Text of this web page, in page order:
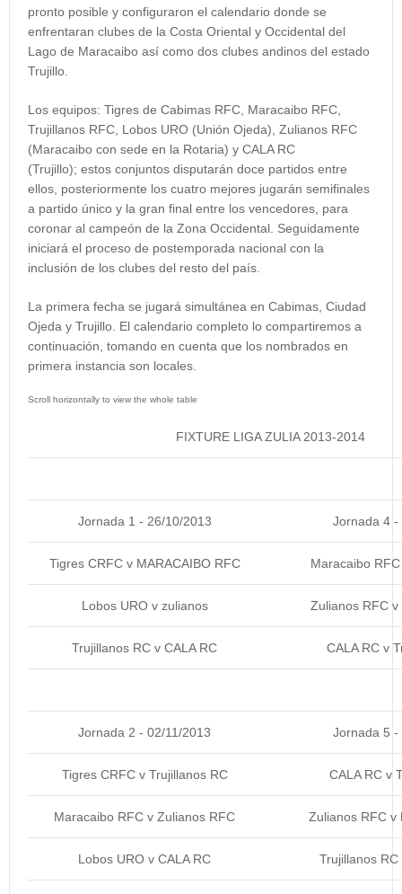
pronto posible y configuraron el calendario donde se
enfrentaran clubes de la Costa Oriental y Occidental del
Lago de Maracaibo así como dos clubes andinos del estado
Trujillo.
Los equipos: Tigres de Cabimas RFC, Maracaibo RFC,
Trujillanos RFC, Lobos URO (Unión Ojeda), Zulianos RFC
(Maracaibo con sede en la Rotaria) y CALA RC
(Trujillo); estos conjuntos disputarán doce partidos entre
ellos, posteriormente los cuatro mejores jugarán semifinales
a partido único y la gran final entre los vencedores, para
coronar al campeón de la Zona Occidental. Seguidamente
iniciará el proceso de postemporada nacional con la
inclusión de los clubes del resto del país.
La primera fecha se jugará simultánea en Cabimas, Ciudad
Ojeda y Trujillo. El calendario completo lo compartiremos a
continuación, tomando en cuenta que los nombrados en
primera instancia son locales.
FIXTURE LIGA ZULIA 2013-2014
Jornada 1 - 26/10/2013 Jornada 4 -
Tigres CRFC v MARACAIBO RFC Maracaibo
Lobos URO v zulianos Zulianos RFC v
Trujillanos RC v CALA RC CALA RC v
Jornada 2 - 02/11/2013 Jornada 5 -
Tigres CRFC v Trujillanos RC CALA RC v
Maracaibo RFC v Zulianos RFC Zulianos RFC v
Lobos URO v CALA RC Trujillanos